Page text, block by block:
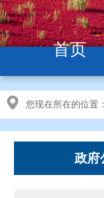
首页
您现在所在的位置：
政府